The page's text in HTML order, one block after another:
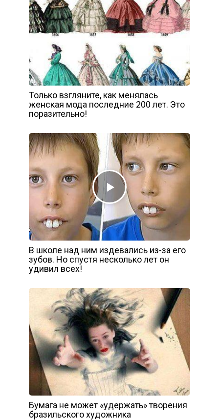
Только взгляните, как менялась
женская мода последние 200 лет. Это
поразительно!
В школе над ним издевались из-за его
зубов. Но спустя несколько лет он
удивил всех!
Бумага не может «удержать» творения
бразильского художника